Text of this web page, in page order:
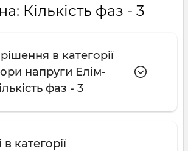
Кількість фаз - 3
в категорії
напруги Елім-
фаз - 3
категорії